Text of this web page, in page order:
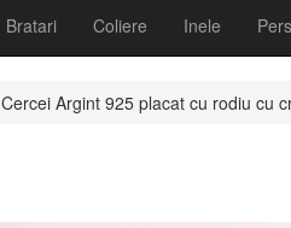
Bratari Coliere Inele
Cercei Argint 925 placat cu rodiu cu